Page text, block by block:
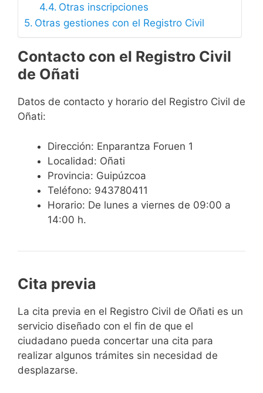
Otras inscripciones
Otras gestiones con el Registro Civil
Contacto con el Registro Civil
de Oñati
Datos de contacto y horario del Registro Civil de
Oñati:
Dirección: Enparantza Foruen 1
Localidad: Oñati
Provincia: Guipúzcoa
Teléfono: 943780411
Horario: De lunes a viernes de 09:00 a
14:00 h.
Cita previa
​​​​​​​​​​​​​​​​​​​​​​​​​​​​La cita previa en el Registro Civil de Oñati es un
servicio diseñado con el fin de que el
ciudadano pueda concertar una cita para
realizar algunos trámites sin necesidad de
desplazarse.​